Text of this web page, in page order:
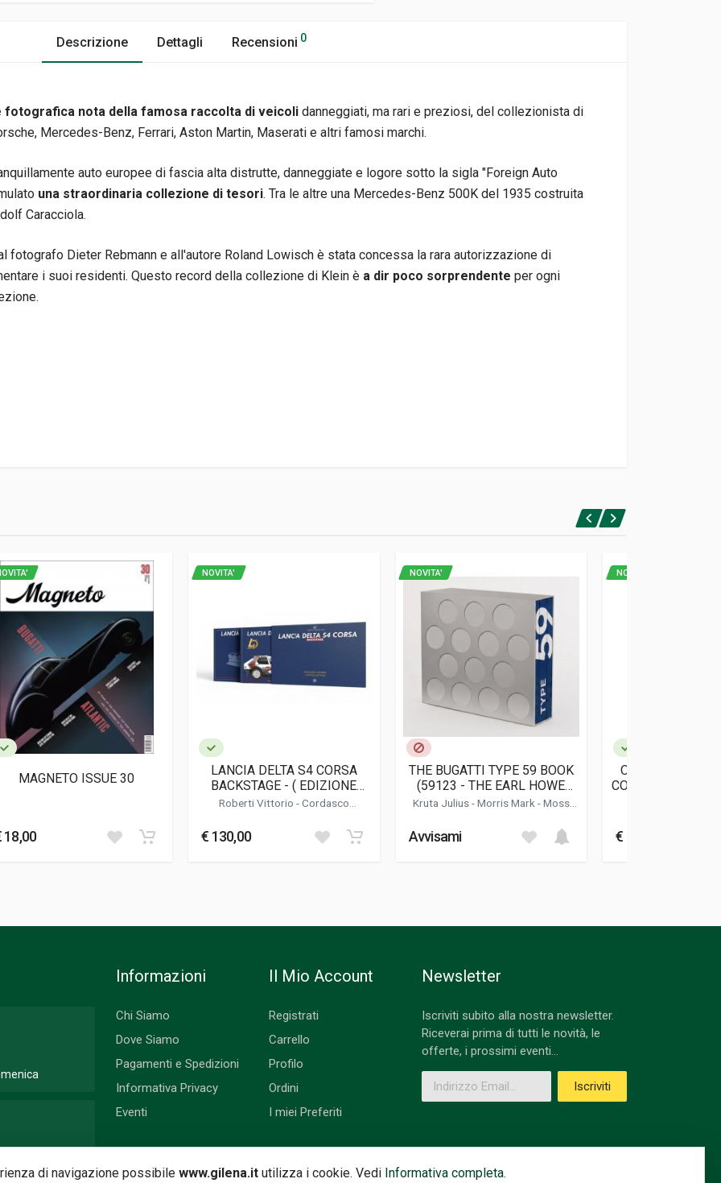
Descrizione Dettagli Recensioni 0
fotografica nota della famosa raccolta di veicoli danneggiati, ma rari e preziosi, del collezionista di
Mercedes-Benz, Ferrari, Aston Martin, Maserati e altri famosi marchi.
auto europee di fascia alta distrutte, danneggiate e logore sotto la sigla "Foreign Auto
una straordinaria collezione di tesori. Tra le altre una Mercedes-Benz 500K del 1935 costruita
Caracciola.
fotografo Dieter Rebmann e all'autore Roland Lowisch è stata concessa la rara autorizzazione di
i suoi residenti. Questo record della collezione di Klein è a dir poco sorprendente per ogni
MAGNETO ISSUE 30
18,00
NOVITA'
LANCIA DELTA S4 CORSA
BACKSTAGE - ( EDIZIONE
LIMITATA / LIMITED EDITION
Roberti Vittorio -Cordasco
€ 130,00
NOVITA'
THE BUGATTI TYPE 59 BOOK
(59123 - THE EARL HOWE
EDITION)
Kruta Julius-Morris Mark -Moss
Avvisami
NOVITA'
ONDE E CAVALLI
COME IL
€ 25,00
di navigazione possibile www.gilena.it utilizza i cookie. Vedi Informativa completa.
Informazioni
Chi Siamo
Dove Siamo
Pagamenti e Spedizioni
Informativa Privacy
Eventi
Il Mio Account
Registrati
Carrello
Profilo
Ordini
I miei Preferiti
Newsletter
Iscriviti subito alla nostra newsletter.
Riceverai prima di tutti le novità, le
offerte, i prossimi eventi...
Indirizzo Email
Iscriviti